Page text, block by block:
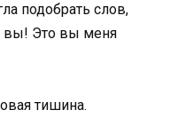
подобрать слов,
вы! Это вы меня
тишина.